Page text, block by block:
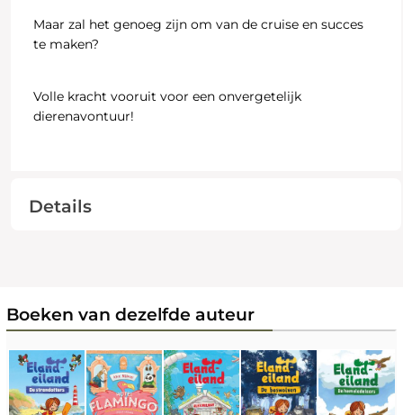
Maar zal het genoeg zijn om van de cruise en succes
te maken?
Volle kracht vooruit voor een onvergetelijk
dierenavontuur!
Details
Boeken van dezelfde auteur